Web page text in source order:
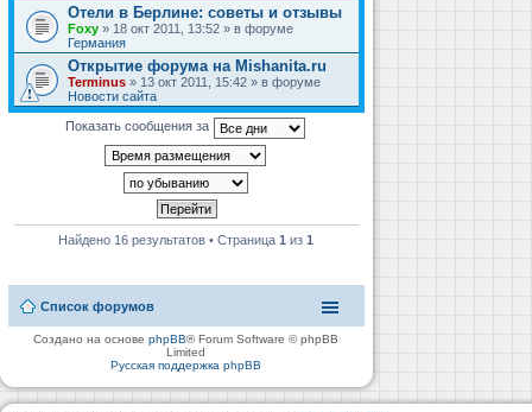
Отели в Берлине: советы и отзывы
Foxy » 18 окт 2011, 13:52 » в форуме
Германия
Открытие форума на Mishanita.ru
Terminus » 13 окт 2011, 15:42 » в форуме
Новости сайта
Показать сообщения за
Найдено 16 результатов • Страница1 из1
Список форумов
Создано на основеphpBB® Forum Software © phpBB
Limited
Русская поддержка phpBB